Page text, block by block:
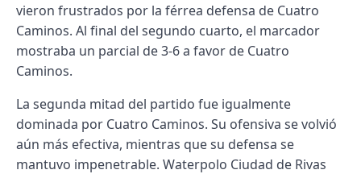
vieron frustrados por la férrea defensa de Cuatro
Caminos. Al final del segundo cuarto, el marcador
mostraba un parcial de 3-6 a favor de Cuatro
Caminos.
La segunda mitad del partido fue igualmente
dominada por Cuatro Caminos. Su ofensiva se volvió
aún más efectiva, mientras que su defensa se
mantuvo impenetrable. Waterpolo Ciudad de Rivas